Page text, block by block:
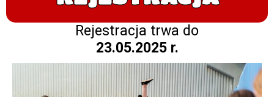
Rejestracja trwa do
23.05.2025 r.